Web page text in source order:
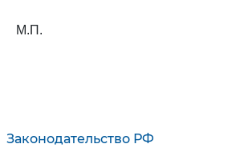
Законодательство РФ
М.П.